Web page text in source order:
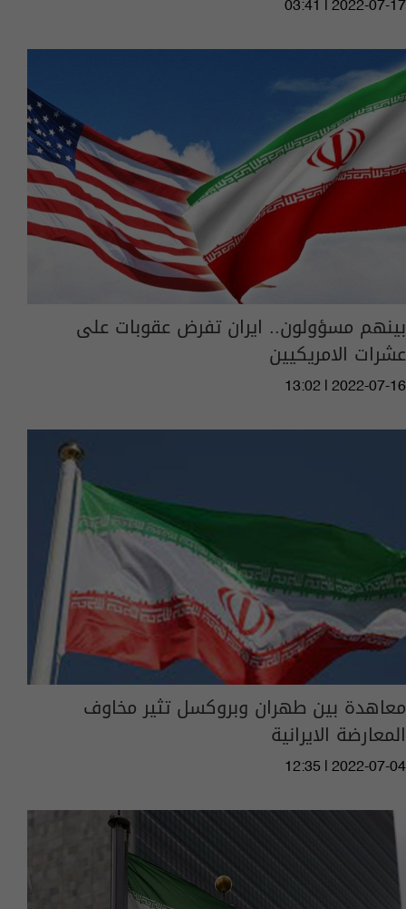
03:41 | 2022-07-17
بينهم مسؤولون.. ايران تفرض عقوبات على
عشرات الامريكيين
13:02 | 2022-07-16
معاهدة بين طهران وبروكسل تثير مخاوف
المعارضة الايرانية
12:35 | 2022-07-04